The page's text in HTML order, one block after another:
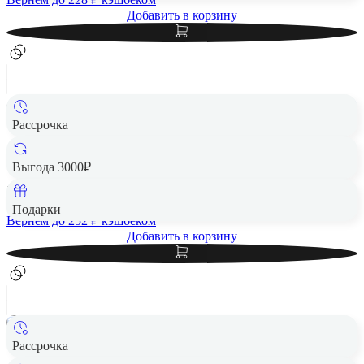
Добавить в корзину
Рассрочка
Выгода 3000₽
Подарки
Игровые наушники Sony PlayStation PULSE 3D (CFI-
12 590 ₽
Вернем до 252 ₽ кэшбеком
Добавить в корзину
Рассрочка